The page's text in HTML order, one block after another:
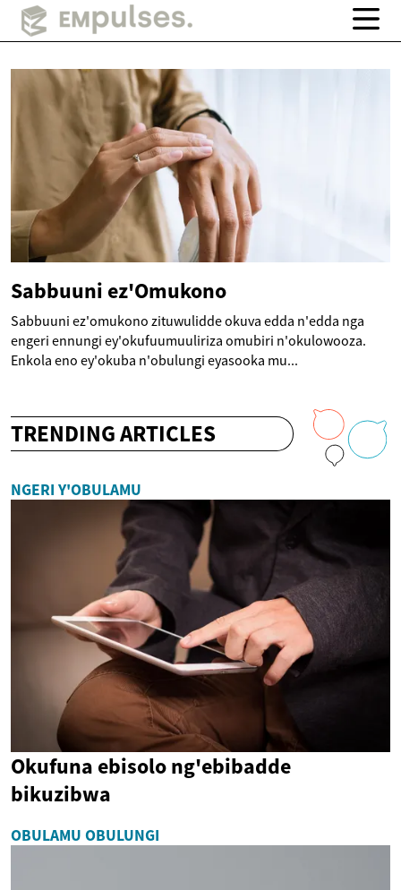
Sabbuuni ez'Omukono
Sabbuuni ez'omukono zituwulidde okuva edda n'edda nga
engeri ennungi ey'okufuumuuliriza omubiri n'okulowooza.
Enkola eno ey'okuba n'obulungi eyasooka mu...
TRENDING ARTICLES
NGERI Y'OBULAMU
Okufuna ebisolo ng'ebibadde
bikuzibwa
OBULAMU OBULUNGI